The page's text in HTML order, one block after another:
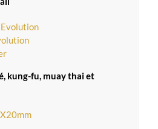
kung-fu, muay thai et